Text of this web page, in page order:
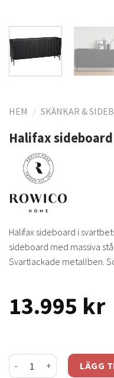
HEM / SKÄNKAR &
Halifax
Halifax sideboard i
sideboard med massiva
Svartlackade metallben.
13.995 kr
Halifax sideboard LÄGG